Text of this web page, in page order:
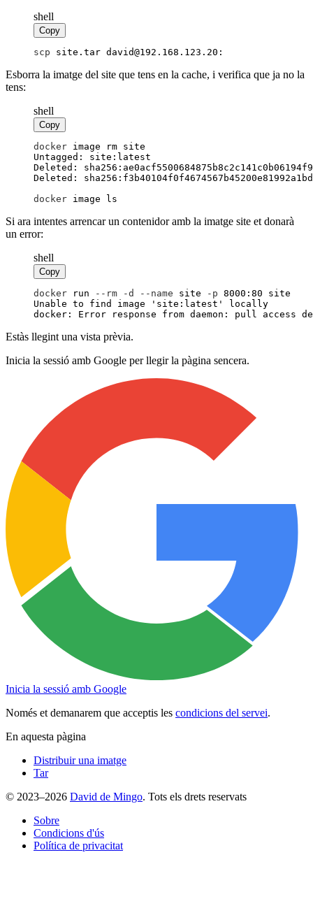
shell
Copy
scp site.tar david@192.168.123.20:
Esborra la imatge del site que tens en la cache, i verifica que ja no la
tens:
shell
Copy
docker image rm site
docker image ls
Si ara intentes arrencar un contenidor amb la imatge site et donarà
un error:
shell
Copy
docker run -- rm -d -- name site - p 8000:80 site
docker: Error response from daemon: pull
Estàs llegint una vista prèvia.
Inicia la sessió amb Google per llegir la pàgina sencera.
Inicia la sessió amb Google
Només et demanarem que acceptis les condicions del servei.
En aquesta pàgina
Distribuir una imatge
Tar
© 2023–2026 David de Mingo. Tots els drets reservats
Sobre
Condicions d'ús
Política de privacitat